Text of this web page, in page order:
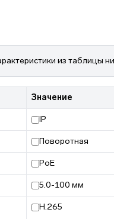
из таблицы
Значение
IP
Поворотная
PoE
5.0-100 мм
H.265